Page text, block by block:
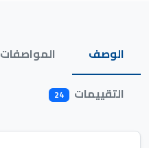
الوصف المواصفات
التقييمات
24